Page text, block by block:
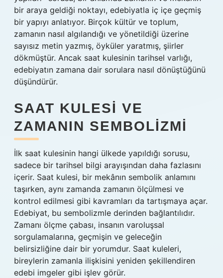
bir araya geldiği noktayı, edebiyatla iç içe geçmiş
bir yapıyı anlatıyor. Birçok kültür ve toplum,
zamanın nasıl algılandığı ve yönetildiği üzerine
sayısız metin yazmış, öyküler yaratmış, şiirler
dökmüştür. Ancak saat kulesinin tarihsel varlığı,
edebiyatın zamana dair sorulara nasıl dönüştüğünü
düşündürür.
SAAT KULESI VE
ZAMANIN SEMBOLIZMI
İlk saat kulesinin hangi ülkede yapıldığı sorusu,
sadece bir tarihsel bilgi arayışından daha fazlasını
içerir. Saat kulesi, bir mekânın sembolik anlamını
taşırken, aynı zamanda zamanın ölçülmesi ve
kontrol edilmesi gibi kavramları da tartışmaya açar.
Edebiyat, bu sembolizmle derinden bağlantılıdır.
Zamanı ölçme çabası, insanın varoluşsal
sorgulamalarına, geçmişin ve geleceğin
belirsizliğine dair bir yorumdur. Saat kuleleri,
bireylerin zamanla ilişkisini yeniden şekillendiren
edebi imgeler gibi işlev görür.